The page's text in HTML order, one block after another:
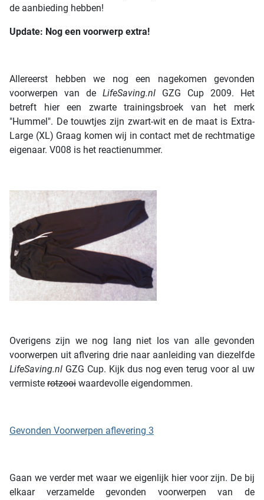
de aanbieding hebben!
Update: Nog een voorwerp extra!
Allereerst hebben we nog een nagekomen gevonden
voorwerpen van de LifeSaving.nl GZG Cup 2009. Het
betreft hier een zwarte trainingsbroek van het merk
"Hummel". De touwtjes zijn zwart-wit en de maat is Extra-
Large (XL) Graag komen wij in contact met de rechtmatige
eigenaar. V008 is het reactienummer.
Overigens zijn we nog lang niet los van alle gevonden
voorwerpen uit aflvering drie naar aanleiding van diezelfde
LifeSaving.nl GZG Cup. Kijk dus nog even terug voor al uw
vermiste rotzooi waardevolle eigendommen.
Gevonden Voorwerpen aflevering 3
Gaan we verder met waar we eigenlijk hier voor zijn. De bij
elkaar verzamelde gevonden voorwerpen van de